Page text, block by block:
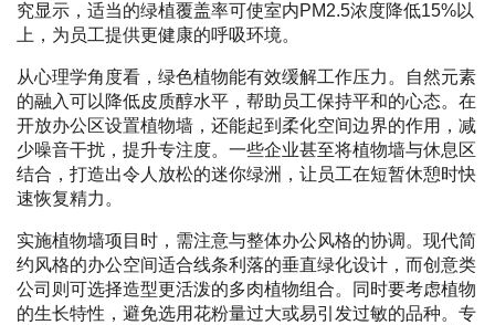
究显示，适当的绿植覆盖率可使室内PM2.5浓度降低15%以
上，为员工提供更健康的呼吸环境。
从心理学角度看，绿色植物能有效缓解工作压力。自然元素
的融入可以降低皮质醇水平，帮助员工保持平和的心态。在
开放办公区设置植物墙，还能起到柔化空间边界的作用，减
少噪音干扰，提升专注度。一些企业甚至将植物墙与休息区
结合，打造出令人放松的迷你绿洲，让员工在短暂休憩时快
速恢复精力。
实施植物墙项目时，需注意与整体办公风格的协调。现代简
约风格的办公空间适合线条利落的垂直绿化设计，而创意类
公司则可选择造型更活泼的多肉植物组合。同时要考虑植物
的生长特性，避免选用花粉量过大或易引发过敏的品种。专